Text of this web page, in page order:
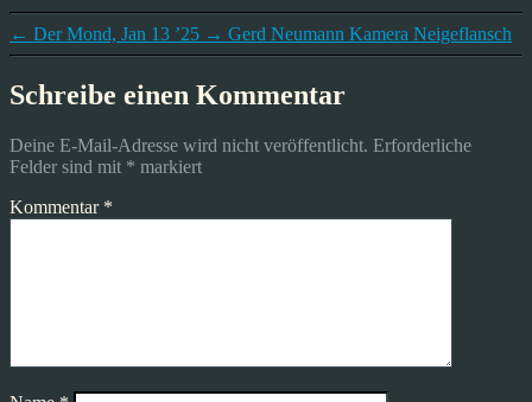
← Der Mond, Jan 13 ’25 → Gerd Neumann Kamera Neigeflansch
Schreibe einen Kommentar
Deine E-Mail-Adresse wird nicht veröffentlicht. Erforderliche
Felder sind mit * markiert
Kommentar *